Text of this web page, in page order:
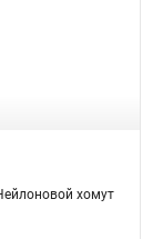
хомут